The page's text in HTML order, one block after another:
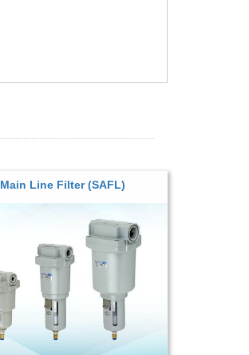
Main Line Filter (SAFL)